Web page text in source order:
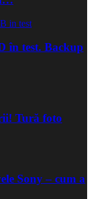
în test. Backup
Tură foto
Sony – cum a